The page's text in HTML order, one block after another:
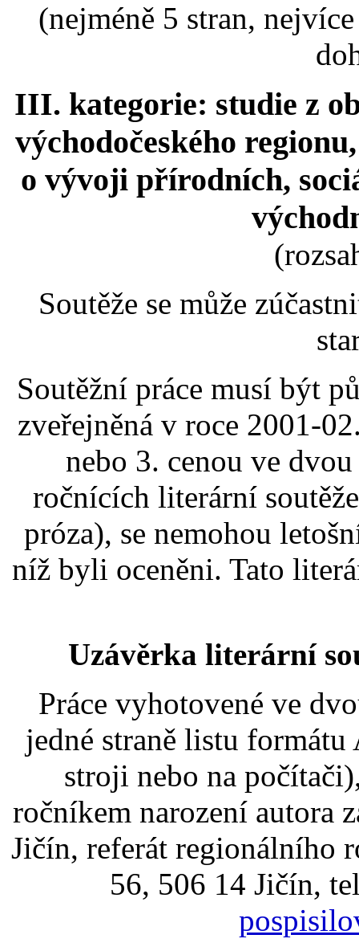
(nejméně 5 stran,
III. kategorie: studie z
východočeského
o vývoji přírodních,
Soutěže se může
Soutěžní práce musí být
zveřejněná v roce 2001-
nebo 3. cenou ve
ročnících literární
próza), se nemohou
níž byli oceněni. Tato
Uzávěrka literární
Práce vyhotovené ve
jedné straně listu
stroji nebo na
ročníkem narození autora
Jičín, referát regionálního
56, 506 14 Jičín,